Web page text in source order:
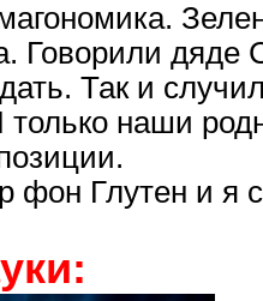
Говорили
Так и
наши
фон Глутен и я